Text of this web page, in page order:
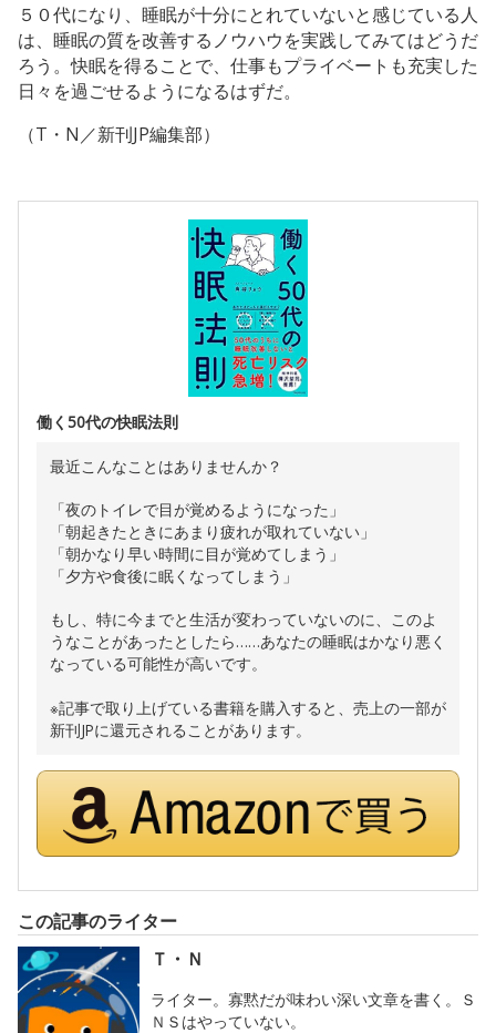
５０代になり、睡眠が十分にとれていないと感じている人
は、睡眠の質を改善するノウハウを実践してみてはどうだ
ろう。快眠を得ることで、仕事もプライベートも充実した
日々を過ごせるようになるはずだ。
（T・N／新刊JP編集部）
働く50代の快眠法則
最近こんなことはありませんか？
「夜のトイレで目が覚めるようになった」
「朝起きたときにあまり疲れが取れていない」
「朝かなり早い時間に目が覚めてしまう」
「夕方や食後に眠くなってしまう」
もし、特に今までと生活が変わっていないのに、このよ
うなことがあったとしたら……あなたの睡眠はかなり悪く
なっている可能性が高いです。
※記事で取り上げている書籍を購入すると、売上の一部が
新刊JPに還元されることがあります。
この記事のライター
Ｔ・Ｎ
ライター。寡黙だが味わい深い文章を書く。Ｓ
ＮＳはやっていない。